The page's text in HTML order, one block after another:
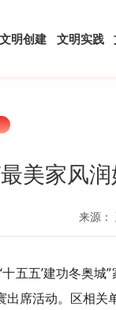
文明创建 文明实践
美家风
来源：
十五五’建功冬奥
席活动。区相关